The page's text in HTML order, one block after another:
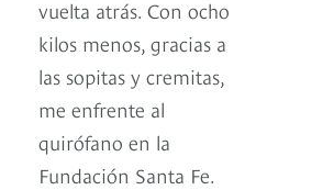
vuelta atrás. Con ocho
kilos menos, gracias a
las sopitas y cremitas,
me enfrente al
quirófano en la
Fundación Santa Fe.